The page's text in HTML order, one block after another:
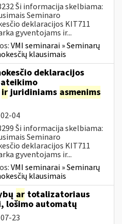
Ši informacija skelbiama:
Seminaro
deklaracijos KIT711
gyventojams ir...
VMI seminarai » Seminarų
klausimais
deklaracijos
irjuridiniams asmenims
04
Ši informacija skelbiama:
Seminaro
deklaracijos KIT711
gyventojams ir...
VMI seminarai » Seminarų
klausimais
ar totalizatoriaus
lošimo automatų
23